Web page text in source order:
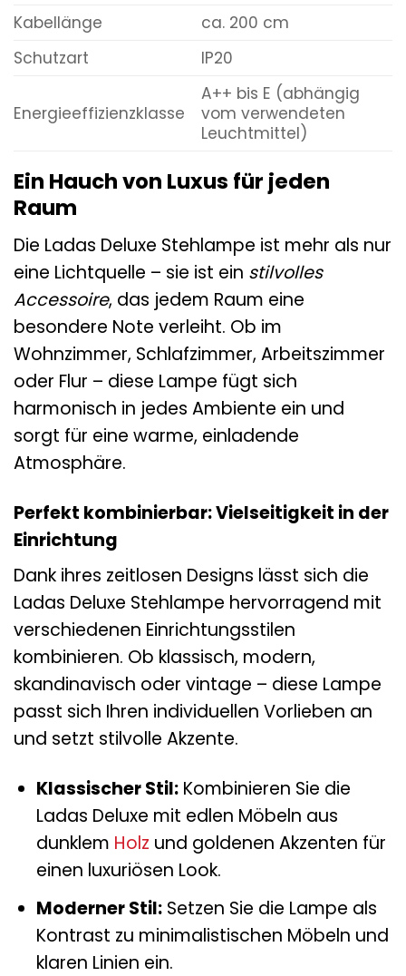
Kabellänge
ca. 200 cm
Schutzart
IP20
Energieeffizienzklasse
A++ bis E (abhängig
vom verwendeten
Leuchtmittel)
Ein Hauch von Luxus für jeden
Raum
Die Ladas Deluxe Stehlampe ist mehr als nur
eine Lichtquelle – sie ist ein stilvolles
Accessoire, das jedem Raum eine
besondere Note verleiht. Ob im
Wohnzimmer, Schlafzimmer, Arbeitszimmer
oder Flur – diese Lampe fügt sich
harmonisch in jedes Ambiente ein und
sorgt für eine warme, einladende
Atmosphäre.
Perfekt kombinierbar: Vielseitigkeit in der
Einrichtung
Dank ihres zeitlosen Designs lässt sich die
Ladas Deluxe Stehlampe hervorragend mit
verschiedenen Einrichtungsstilen
kombinieren. Ob klassisch, modern,
skandinavisch oder vintage – diese Lampe
passt sich Ihren individuellen Vorlieben an
und setzt stilvolle Akzente.
Klassischer Stil:Kombinieren Sie die
Ladas Deluxe mit edlen Möbeln aus
dunklem Holz und goldenen Akzenten für
einen luxuriösen Look.
Moderner Stil:Setzen Sie die Lampe als
Kontrast zu minimalistischen Möbeln und
klaren Linien ein.